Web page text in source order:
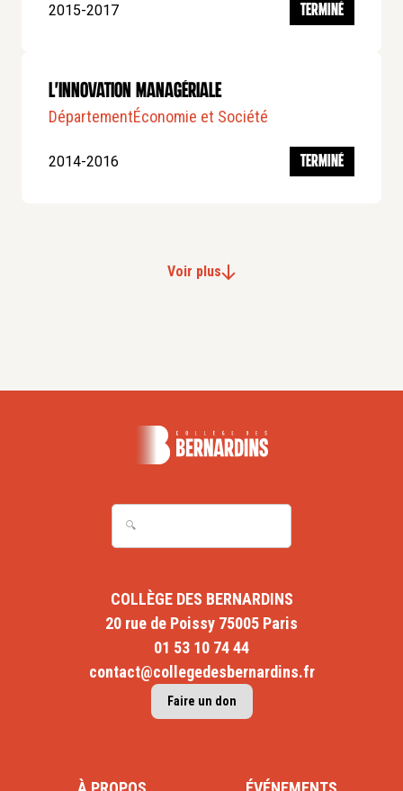
2015-2017 TERMINÉ
L'innovation managériale
DépartementÉconomie et Société
2014-2016 TERMINÉ
Voir plus
COLLÈGE DES BERNARDINS
20 rue de Poissy 75005 Paris
01 53 10 74 44
contact@collegedesbernardins.fr
Faire un don